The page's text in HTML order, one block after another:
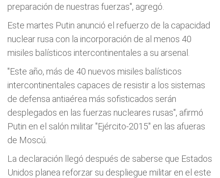
preparación de nuestras fuerzas", agregó.
Este martes Putin anunció el refuerzo de la capacidad
nuclear rusa con la incorporación de al menos 40
misiles balísticos intercontinentales a su arsenal.
"Este año, más de 40 nuevos misiles balísticos
intercontinentales capaces de resistir a los sistemas
de defensa antiaérea más sofisticados serán
desplegados en las fuerzas nucleares rusas", afirmó
Putin en el salón militar "Ejército-2015" en las afueras
de Moscú.
La declaración llegó después de saberse que Estados
Unidos planea reforzar su despliegue militar en el este